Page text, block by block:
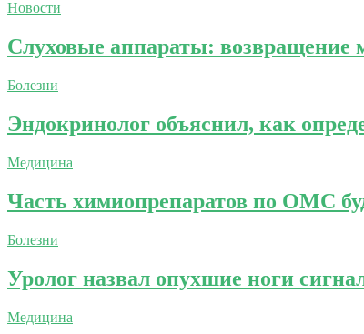
Новости
Слуховые аппараты: возвращение
Болезни
Эндокринолог объяснил, как
Медицина
Часть химиопрепаратов по ОМС
Болезни
Уролог назвал опухшие ноги
Медицина